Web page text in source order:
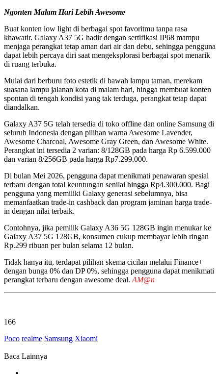
Ngonten Malam Hari Lebih Awesome
Buat konten low light di berbagai spot favoritmu tanpa rasa
khawatir. Galaxy A37 5G hadir dengan sertifikasi IP68 mampu
menjaga perangkat tetap aman dari air dan debu, sehingga pengguna
dapat lebih percaya diri saat mengeksplorasi berbagai spot menarik
di ruang terbuka.
Mulai dari berburu foto estetik di bawah lampu taman, merekam
suasana lampu jalanan kota di malam hari, hingga membuat konten
spontan di tengah kondisi yang tak terduga, perangkat tetap dapat
diandalkan.
Galaxy A37 5G telah tersedia di toko offline dan online Samsung di
seluruh Indonesia dengan pilihan warna Awesome Lavender,
Awesome Charcoal, Awesome Gray Green, dan Awesome White.
Perangkat ini tersedia 2 varian: 8/128GB pada harga Rp 6.599.000
dan varian 8/256GB pada harga Rp7.299.000.
Di bulan Mei 2026, pengguna dapat menikmati penawaran spesial
terbaru dengan total keuntungan senilai hingga Rp4.300.000. Bagi
pengguna yang memiliki Galaxy generasi sebelumnya, bisa
memanfaatkan trade-in cashback dan program jaminan harga trade-
in dengan nilai terbaik.
Contohnya, jika pemilik Galaxy A36 5G 128GB ingin menukar ke
Galaxy A37 5G 128GB, konsumen cukup membayar lebih ringan
Rp.299 ribuan per bulan selama 12 bulan.
Tidak hanya itu, terdapat pilihan skema cicilan melalui Finance+
dengan bunga 0% dan DP 0%, sehingga pengguna dapat menikmati
perangkat terbaru dengan awesome deal. AM@n
166
Poco realme Samsung Xiaomi
Baca Lainnya